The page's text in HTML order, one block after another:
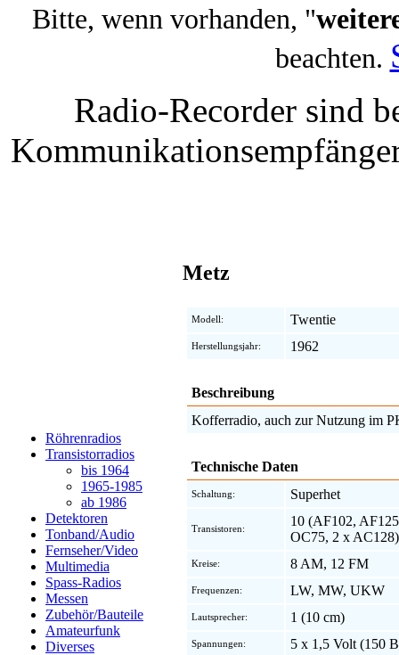
Bitte, wenn vorhanden, "
beachten.
Radio-Recorder sind
Röhrenradios
Transistorradios
bis 1964
1965-1985
ab 1986
Detektoren
Tonband/Audio
Fernseher/Video
Multimedia
Spass-Radios
Messen
Zubehör/Bauteile
Amateurfunk
Diverses
Metz
Modell: Twentie
Herstellungsjahr: 1962
Beschreibung
Kofferradio, auch zur Nutzung im
Technische Daten
Schaltung: Superhet
Transistoren:
10 (AF102,
OC75, 2 x AC128)
Kreise: 8 AM, 12 FM
Frequenzen: LW, MW, UKW
Lautsprecher: 1 (10 cm)
Spannungen: 5 x 1,5 Volt (150